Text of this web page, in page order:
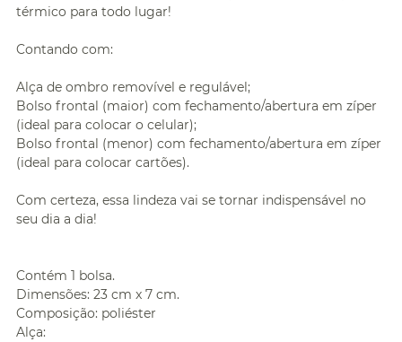
térmico para todo lugar!
Contando com:
Alça de ombro removível e regulável;
Bolso frontal (maior) com fechamento/abertura em zíper
(ideal para colocar o celular);
Bolso frontal (menor) com fechamento/abertura em zíper
(ideal para colocar cartões).
Com certeza, essa lindeza vai se tornar indispensável no
seu dia a dia!
Contém 1 bolsa.
Dimensões: 23 cm x 7 cm.
Composição: poliéster
Alça: